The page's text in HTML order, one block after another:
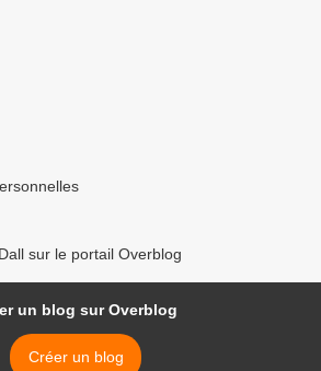
sur le portail Overblog
un blog sur Overblog
Créer un blog